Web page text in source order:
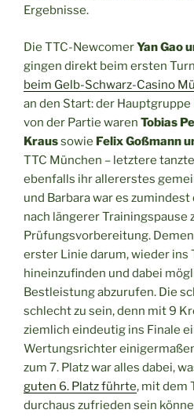
Ergebnisse.
Die TTC-NewcomerYan Gao
gingen direkt beim ersten
beim Gelb-Schwarz-Casino
an den Start: der
von der Partie waren Tobias
Kraussowie Felix Goßmann
TTC München – letztere
ebenfalls ihr allererstes
und Barbara war es
nach längerer Trainingspause
Prüfungsvorbereitung.
erster Linie darum, wieder ins
hineinzufinden und dabei
Bestleistung abzurufen. Die
schlecht zu sein, denn mit 9
ziemlich eindeutig ins Finale
Wertungsrichter
zum 7. Platz war alles dabei,
guten 6. Platz führte, mit dem
durchaus zufrieden sein